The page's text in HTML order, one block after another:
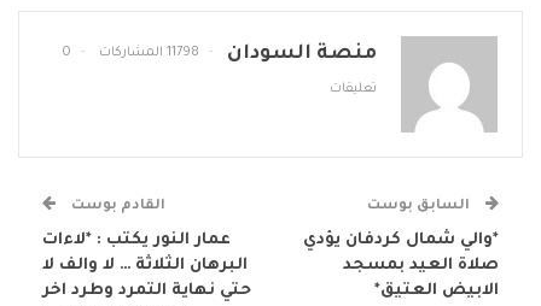
منصة السودان 11798 المشاركات 0
تعليقات
السابق بوست
*والي شمال كردفان يؤدي
صلاة العيد بمسجد
الابيض العتيق*
القادم بوست
عمار النور يكتب : *لاءات
البرهان الثلاثة … لا والف لا
حتي نهاية التمرد وطرد اخر